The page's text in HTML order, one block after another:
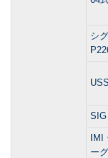
シ
ー